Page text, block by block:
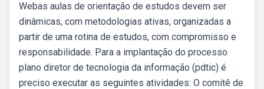
Webas aulas de orientação de estudos devem ser
dinâmicas, com metodologias ativas, organizadas a
partir de uma rotina de estudos, com compromisso e
responsabilidade. Para a implantação do processo
plano diretor de tecnologia da informação (pdtic) é
preciso executar as seguintes atividades: O comitê de